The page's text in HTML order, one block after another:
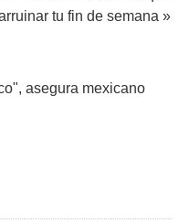
tu fin de semana »
asegura mexicano